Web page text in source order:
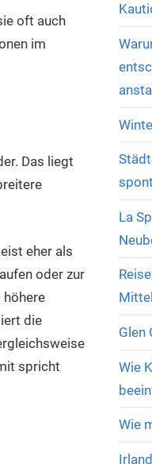
oft auch
im
Das liegt
eher als
oder zur
die
spricht
La
Glen
Wie
Wie